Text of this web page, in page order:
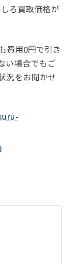
ろ買取価格が
費用0円で引き
い場合でもご
況をお聞かせ